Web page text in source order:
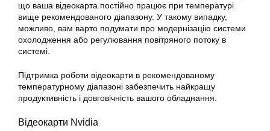
що ваша відеокарта постійно працює при температурі
вище рекомендованого діапазону. У такому випадку,
можливо, вам варто подумати про модернізацію системи
охолодження або регулювання повітряного потоку в
системі.
Підтримка роботи відеокарти в рекомендованому
температурному діапазоні забезпечить найкращу
продуктивність і довговічність вашого обладнання.
Відеокарти Nvidia